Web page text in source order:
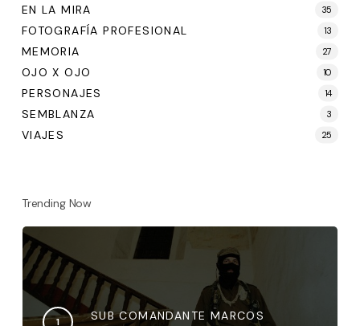
EN LA MIRA 35
FOTOGRAFÍA PROFESIONAL 13
MEMORIA 27
OJO X OJO 10
PERSONAJES 14
SEMBLANZA 3
VIAJES 25
Trending Now
SUB COMANDANTE MARCOS